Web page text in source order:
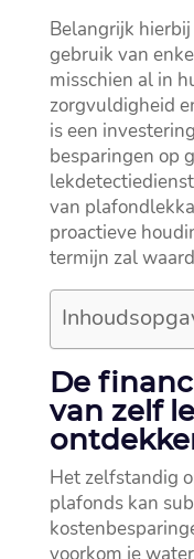
Belangrijk
gebruik van
misschien al in
zorgvuldigheid
is een
besparingen op
van
proactieve
termijn zal
De
van zelf
Het zelfstandig
plafonds kan